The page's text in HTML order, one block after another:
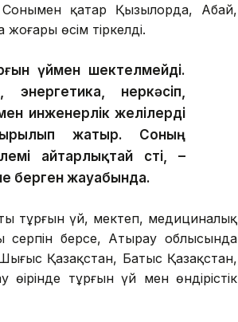
қатар Қызылорда, Абай,
өсім тіркелді.
үймен шектелмейді.
өнеркәсіп,
инженерлік желілерді
жатыр. Соның
айтарлықтай өсті, –
берген жауабында.
тұрғын үй, мектеп, медициналық
берсе, Атырау облысында
Қазақстан, Батыс Қазақстан,
тұрғын үй мен өндірістік